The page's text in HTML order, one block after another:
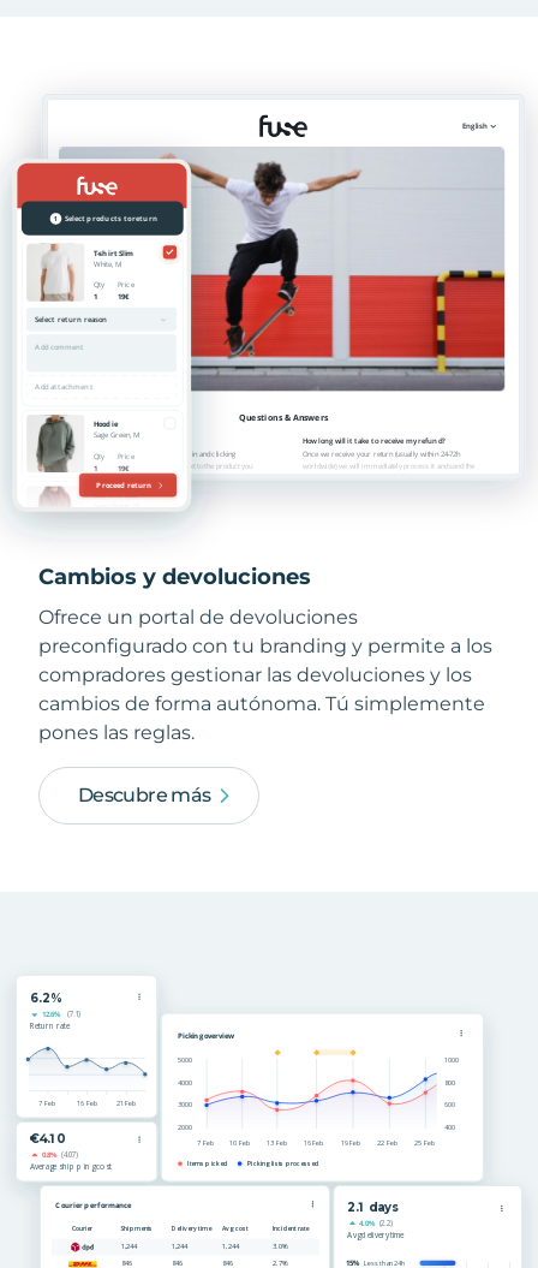
Cambios y devoluciones
Ofrece un portal de devoluciones
preconfigurado con tu branding y permite a los
compradores gestionar las devoluciones y los
cambios de forma autónoma. Tú simplemente
pones las reglas.
Descubre más